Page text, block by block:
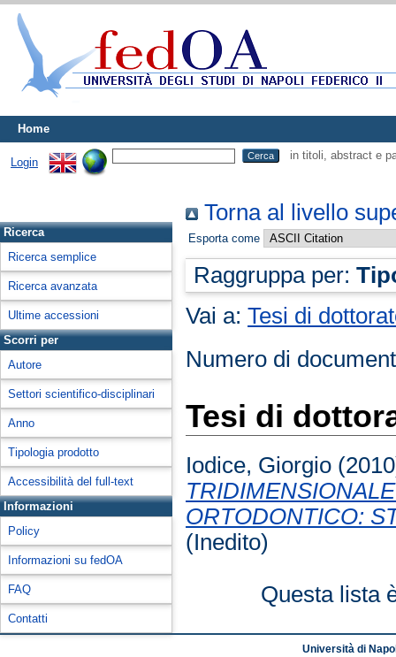
Home
Login
in titoli, abstract e
Ricerca
Ricerca semplice
Ricerca avanzata
Ultime accessioni
Scorri per
Autore
Settori scientifico-disciplinari
Anno
Tipologia prodotto
Accessibilità del full-text
Informazioni
Policy
Informazioni su fedOA
FAQ
Contatti
Torna al livello
Esporta come
Raggruppa per:
Vai a:Tesi di
Numero di
Tesi di
Iodice, Giorgio
ORTODONTICO:
(Inedito)
Questa lista
Università di